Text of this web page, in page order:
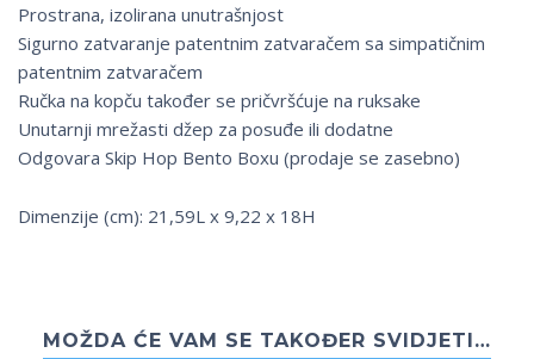
Prostrana, izolirana unutrašnjost
Sigurno zatvaranje patentnim zatvaračem sa simpatičnim
patentnim zatvaračem
Ručka na kopču također se pričvršćuje na ruksake
Unutarnji mrežasti džep za posuđe ili dodatne
Odgovara Skip Hop Bento Boxu (prodaje se zasebno)
Dimenzije (cm): 21,59L x 9,22 x 18H
MOŽDA ĆE VAM SE TAKOĐER SVIDJETI…